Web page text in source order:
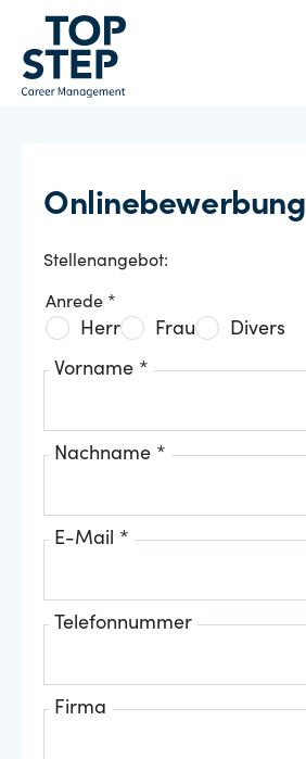
Onlinebewerbung
Stellenangebot:
Anrede *
Herr Frau Divers
Vorname *
Nachname *
E-Mail *
Telefonnummer
Firma